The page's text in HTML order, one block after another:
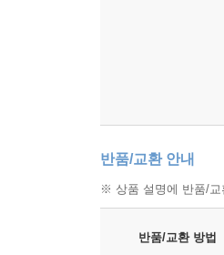
반품/교환 안내
※ 상품 설명에 반품/교
반품/교환 방법